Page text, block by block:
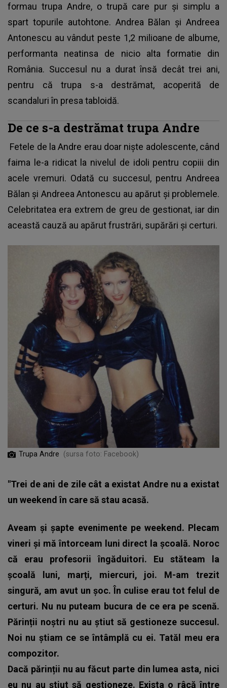
formau trupa Andre, o trupă care pur şi simplu a
spart topurile autohtone. Andrea Bălan şi Andreea
Antonescu au vândut peste 1,2 milioane de albume,
performanta neatinsa de nicio alta formatie din
România. Succesul nu a durat însă decât trei ani,
pentru că trupa s-a destrămat, acoperită de
scandaluri în presa tabloidă.
De ce s-a destrămat trupa Andre
Fetele de la Andre erau doar nişte adolescente, când
faima le-a ridicat la nivelul de idoli pentru copiii din
acele vremuri. Odată cu succesul, pentru Andreea
Bălan şi Andreea Antonescu au apărut şi problemele.
Celebritatea era extrem de greu de gestionat, iar din
această cauză au apărut frustrări, supărări şi certuri.
Trupa Andre (sursa foto: Facebook)
"Trei de ani de zile cât a existat Andre nu a existat
un weekend în care să stau acasă.
Aveam și șapte evenimente pe weekend. Plecam
vineri și mă întorceam luni direct la școală. Noroc
că erau profesorii îngăduitori. Eu stăteam la
școală luni, marți, miercuri, joi. M-am trezit
singură, am avut un șoc. În culise erau tot felul de
certuri. Nu nu puteam bucura de ce era pe scenă.
Părinții noștri nu au știut să gestioneze succesul.
Noi nu știam ce se întâmplă cu ei. Tatăl meu era
compozitor.
Dacă părinții nu au făcut parte din lumea asta, nici
eu nu au știut să gestioneze. Exista o râcă între